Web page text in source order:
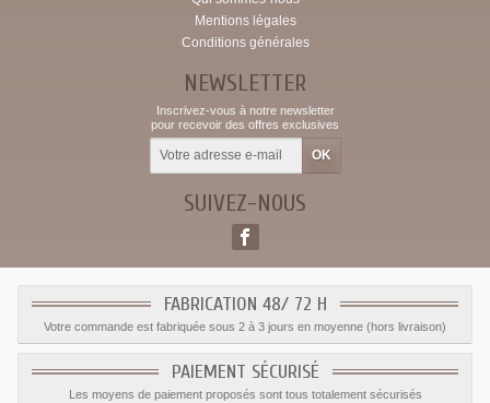
Mentions légales
Conditions générales
NEWSLETTER
Inscrivez-vous à notre newsletter
pour recevoir des offres exclusives
SUIVEZ-NOUS
FABRICATION 48/ 72 H
Votre commande est fabriquée sous 2 à 3 jours en moyenne (hors livraison)
PAIEMENT SÉCURISÉ
Les moyens de paiement proposés sont tous totalement sécurisés